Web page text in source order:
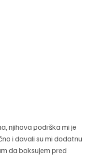
njihova podrška mi je
i davali su mi dodatnu
da boksujem pred